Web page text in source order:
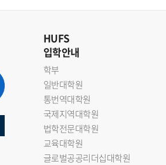
HUFS
입학안내
학부
일반대학원
통번역대학원
국제지역대학원
법학전문대학원
교육대학원
글로벌공공리더십대학원